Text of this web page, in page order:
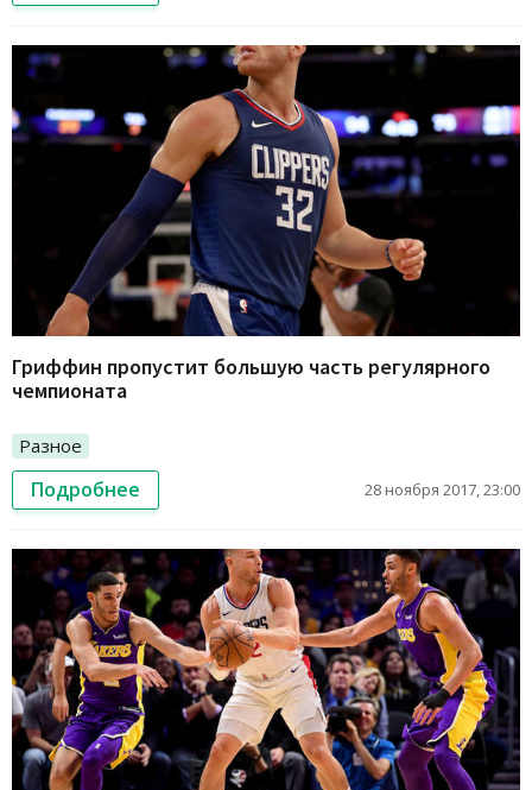
Гриффин пропустит большую часть регулярного
чемпионата
Разное
Подробнее 28 ноября 2017, 23:00